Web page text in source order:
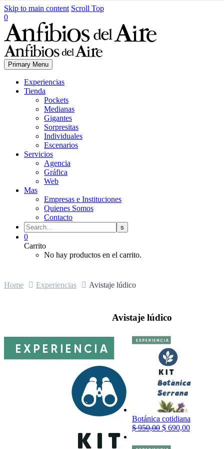
Skip to main content Scroll Top
0
Primary Menu
Experiencias
Tienda
Pockets
Medianas
Gigantes
Sorpresitas
Individuales
Escenarios
Servicios
Agencia
Gráfica
Web
Mas
Empresas e Instituciones
Quienes Somos
Contacto
0
Carrito
No hay productos en el carrito.
Home Experiencias Avistaje lúdico
Avistaje lúdico
Botánica cotidiana
$950,00 El
original
$ 690,00El